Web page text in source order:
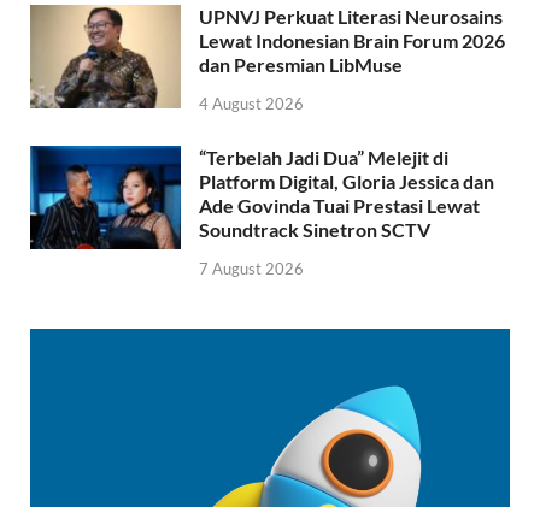
UPNVJ Perkuat Literasi Neurosains
Lewat Indonesian Brain Forum 2026
dan Peresmian LibMuse
4 August 2026
“Terbelah Jadi Dua” Melejit di
Platform Digital, Gloria Jessica dan
Ade Govinda Tuai Prestasi Lewat
Soundtrack Sinetron SCTV
7 August 2026